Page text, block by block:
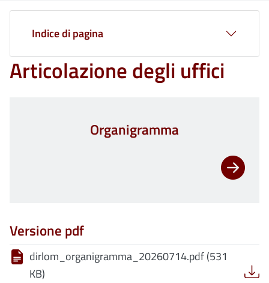
Articolazione degli uffici
Organigramma
Versione pdf
dirlom_organigramma_20260714.pdf (531
KB)
Indice di pagina